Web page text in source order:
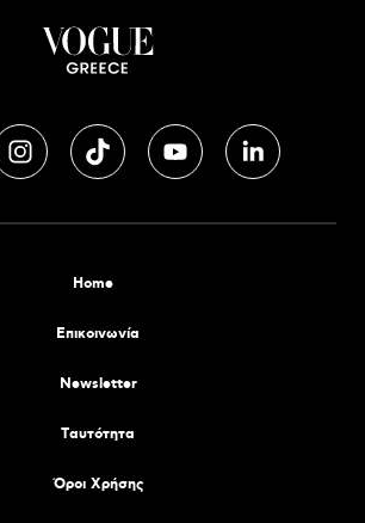
Home
Επικοινωνία
Newsletter
Tαυτότητα
Όροι Χρήσης